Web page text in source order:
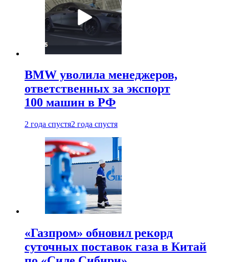
BMW уволила менеджеров,
ответственных за экспорт
100 машин в РФ
2 года спустя2 года спустя
«Газпром» обновил рекорд
суточных поставок газа в Китай